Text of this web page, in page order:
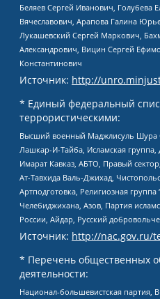
Беляев Сергей Иванович, Голубева
Вячеславович, Арапова Галина
Лукашевский Сергей Маркович,
Александрович, Вицин Сергей
Константинович
Источник: http://
* Единый федеральный
террористическими:
Высший военный Маджлисуль Шура
Лашкар-И-Тайба, Исламская
Имарат Кавказ, АБТО, Правый
Ат-Тавхида Валь-Джихад,
Артподготовка, Религиозная
Челебиджихана, Азов, Партия
России, Айдар, Русский
Источник: http://nac.gov.ru/
* Перечень общественных
деятельности:
Национал-большевистская партия,